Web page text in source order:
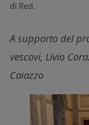
di Red.
A supporto del
vescovi, Livio
Caiazzo